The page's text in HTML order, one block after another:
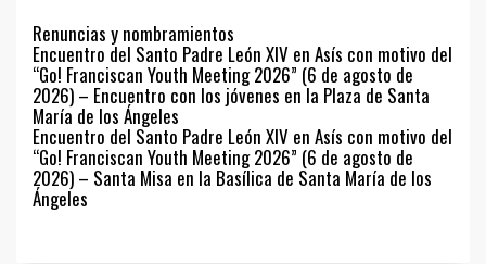
Renuncias y nombramientos
Encuentro del Santo Padre León XIV en Asís con motivo del
“Go! Franciscan Youth Meeting 2026” (6 de agosto de
2026) – Encuentro con los jóvenes en la Plaza de Santa
María de los Ángeles
Encuentro del Santo Padre León XIV en Asís con motivo del
“Go! Franciscan Youth Meeting 2026” (6 de agosto de
2026) – Santa Misa en la Basílica de Santa María de los
Ángeles